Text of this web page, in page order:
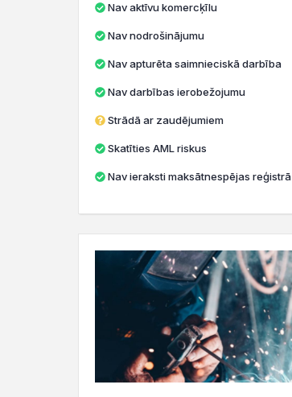
Nav aktīvu komercķīlu
Nav nodrošinājumu
Nav apturēta saimnieciskā darbība
Nav darbības ierobežojumu
Strādā ar zaudējumiem
Skatīties AML riskus
Nav ieraksti maksātnespējas reģistrā